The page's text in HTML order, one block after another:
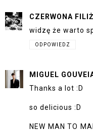
CZERWONA
widzę że warto
ODPOWIEDZ
MIGUEL
Thanks a lot :D
so delicious :D
NEW MAN TO